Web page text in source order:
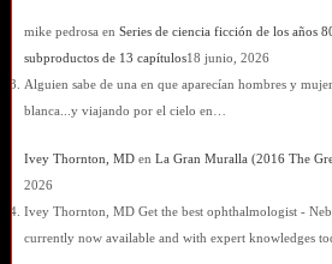
mike pedrosa en Series de ciencia ficción de los años
subproductos de 13 capítulos18 junio, 2026
Alguien sabe de una en que aparecían hombres y
blanca...y viajando por el cielo en…
Ivey Thornton, MDen La Gran Muralla (2016 The
2026
Ivey Thornton, MD Get the best ophthalmologist -
currently now available and with expert knowledges